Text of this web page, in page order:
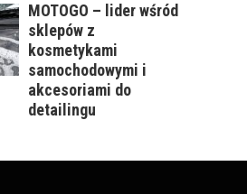
MOTOGO – lider wśród
sklepów z
kosmetykami
samochodowymi i
akcesoriami do
detailingu